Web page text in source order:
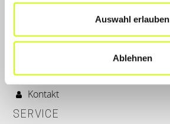
Auswahl erlauben
Ablehnen
LET'S CONNECT
Kontakt
SERVICE